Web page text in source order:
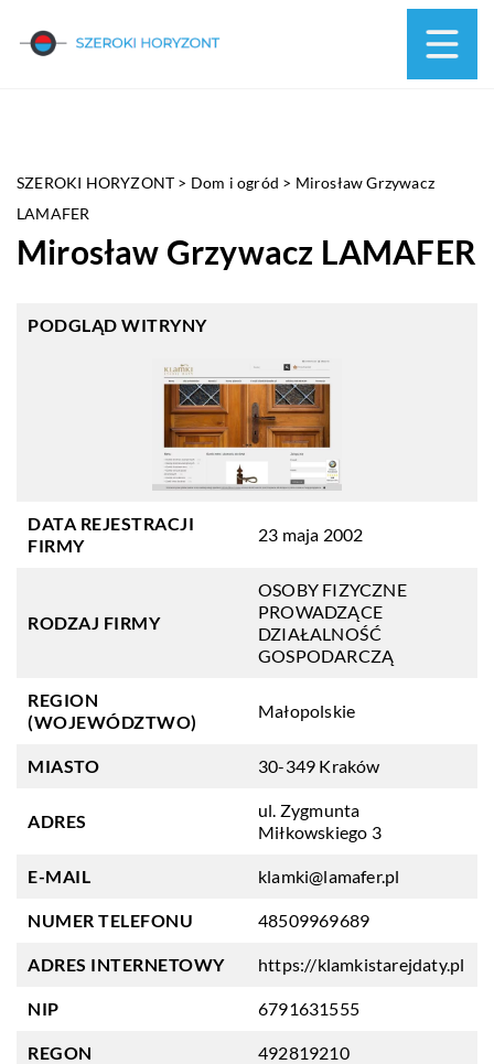
SZEROKI HORYZONT > Dom i ogród > Mirosław Grzywacz
LAMAFER
Mirosław Grzywacz LAMAFER
PODGLĄD WITRYNY
DATA REJESTRACJI
FIRMY
23 maja 2002
RODZAJ FIRMY
OSOBY FIZYCZNE
PROWADZĄCE
DZIAŁALNOŚĆ
GOSPODARCZĄ
REGION
(WOJEWÓDZTWO)
Małopolskie
MIASTO 30-349 Kraków
ADRES
ul. Zygmunta
Miłkowskiego 3
E-MAIL klamki@lamafer.pl
NUMER TELEFONU 48509969689
ADRES INTERNETOWY https://klamkistarejdaty.pl
NIP 6791631555
REGON 492819210